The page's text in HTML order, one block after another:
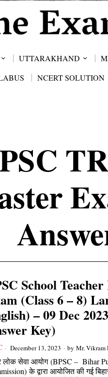
UTTARAKHAND
NCERT SOLUTION
School
(Class 6 – 8)
– 09 Dec
Key)
December 13, 2023 by Mr. Vikram
लोक सेवा आयोग (BPSC – Bihar
के द्वारा आयोजित की गई